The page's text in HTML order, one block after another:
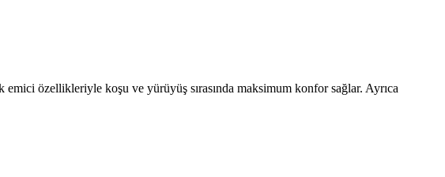
özellikleriyle koşu ve yürüyüş sırasında maksimum konfor sağlar. Ayrıca